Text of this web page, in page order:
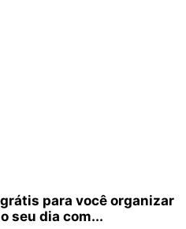
para você organizar
seu dia com...